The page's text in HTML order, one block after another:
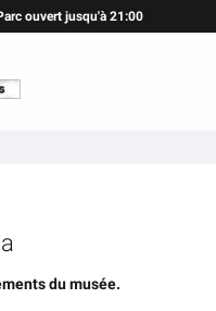
ouvert jusqu'à 21:00
du musée.